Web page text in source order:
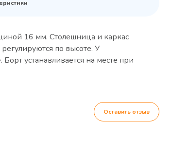
16 мм. Столешница и каркас
по высоте. У
устанавливается на месте при
Оставить отзыв